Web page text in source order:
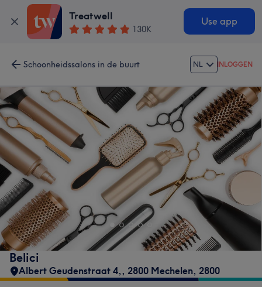
Treatwell
130K
Use app
Schoonheidssalons in de buurt NL INLOGGEN
Belici
Albert Geudenstraat 4,, 2800 Mechelen, 2800